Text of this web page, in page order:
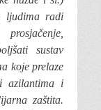
ljudima radi
sustav
koje prelaze
azilantima i
zaštita.